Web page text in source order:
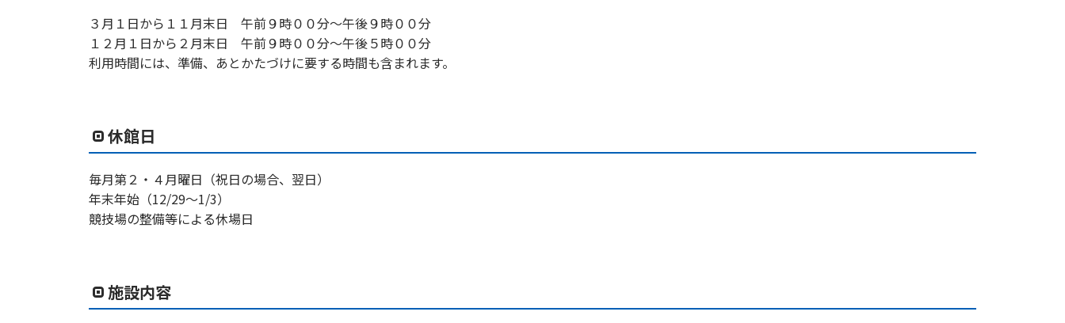
３月１日から１１月末日 午前９時００分～午後９時００分
１２月１日から２月末日 午前９時００分～午後５時００分
利用時間には、準備、あとかたづけに要する時間も含まれます。
休館日
毎月第２・４月曜日（祝日の場合、翌日）
年末年始（12/29〜1/3）
競技場の整備等による休場日
施設内容